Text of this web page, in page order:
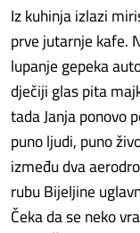
Iz kuhinja izlazi
prve jutarnje kafe.
lupanje gepeka
dječiji glas pita
tada Janja ponovo
puno ljudi, puno
između dva
rubu Bijeljine
Čeka da se neko